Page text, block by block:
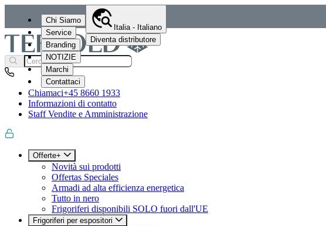
Chi Siamo
Service
Branding
NOTIZIE
Marchi
Contattaci
Italia - Italiano
Diventa distributore
Chiamaci+45 8660 1933
Informazioni di contatto
Staff Vendite e Amministrazione
Offerte+
Novità sui prodotti
Offertas Speciales
Armadi ad alta efficienza energetica
Tutto in nero
Frigoriferi disponibili SOLO fuori dall'UE
Frigoriferi per espositori